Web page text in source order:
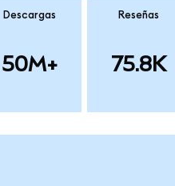
Descargas
50M+
Reseñas
75.8K